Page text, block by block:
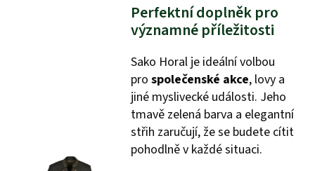
Perfektní doplněk pro
významné příležitosti
Sako Horal je ideální volbou
pro společenské akce, lovy a
jiné myslivecké události. Jeho
tmavě zelená barva a elegantní
střih zaručují, že se budete cítit
pohodlně v každé situaci.